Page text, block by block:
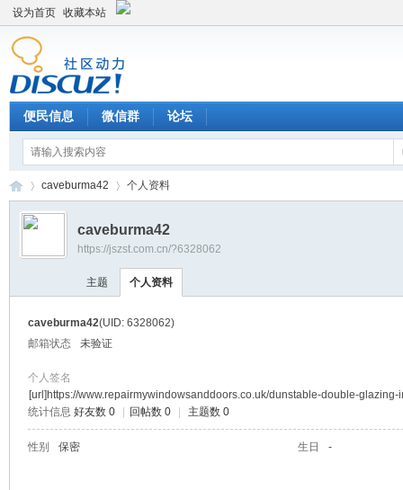
设为首页 收藏本站
便民信息 微信群 论坛
›
caveburma42 个人资料
caveburma42
https://jszst.com.cn/?6328062
主题 个人资料
caveburma42(UID: 6328062)
邮箱状态
未验证
个人签名
[url]https://www.repairmywindowsanddoors.co.uk/dunstable-double-glazing-
统计信息 好友数 0 回帖数 0 主题数 0
性别 保密 生日 -